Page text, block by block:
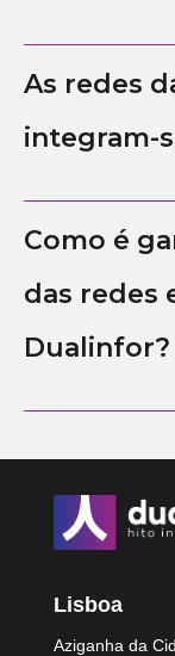
As redes
integram-
Como é
das redes
Dualinfor?
Lisboa
Aziganha da